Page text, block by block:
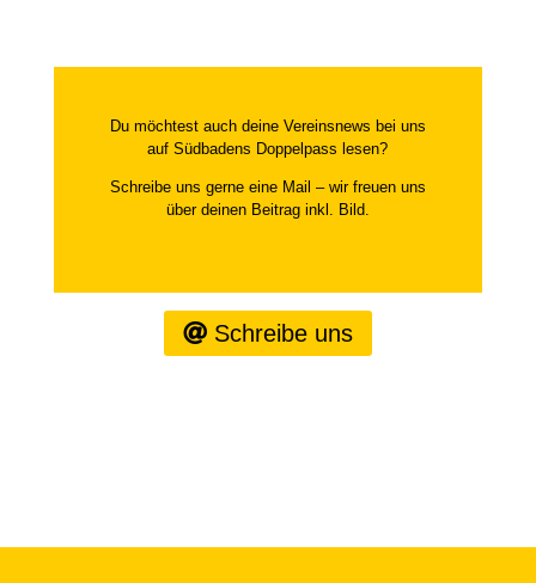
Du möchtest auch deine Vereinsnews bei uns
auf Südbadens Doppelpass lesen?
Schreibe uns gerne eine Mail – wir freuen uns
über deinen Beitrag inkl. Bild.
Schreibe uns